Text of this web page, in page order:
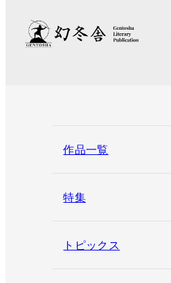
作品一覧
特集
トピックス